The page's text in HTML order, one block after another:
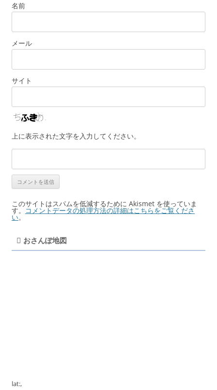
名前
メール
サイト
上に表示された文字を入力してください。
このサイトはスパムを低減するために Akismet を使っていま
す。 コメントデータの処理方法の詳細はこちらをご覧くださ
い。
おさんぽ地図
lat:,